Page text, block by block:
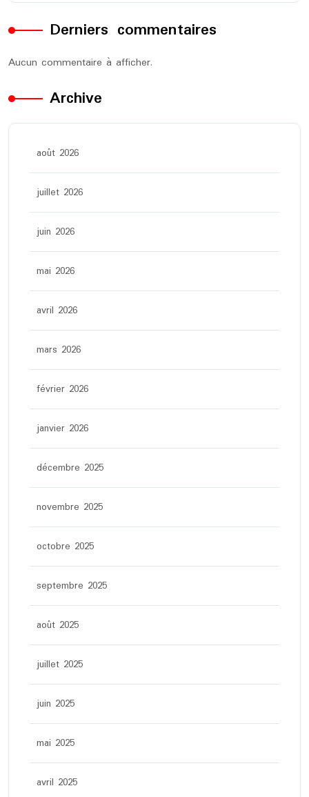
Derniers commentaires
Aucun commentaire à afficher.
Archive
août 2026
juillet 2026
juin 2026
mai 2026
avril 2026
mars 2026
février 2026
janvier 2026
décembre 2025
novembre 2025
octobre 2025
septembre 2025
août 2025
juillet 2025
juin 2025
mai 2025
avril 2025